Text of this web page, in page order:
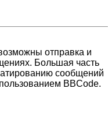
отправка и
Большая часть
сообщений
BBCode.